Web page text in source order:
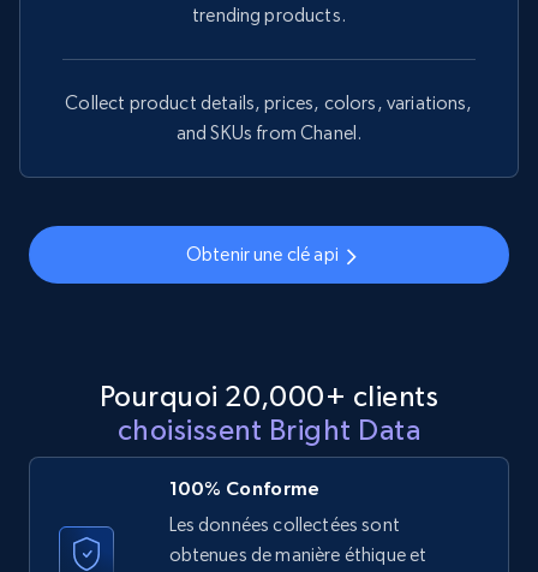
trending products.
Collect product details, prices, colors, variations,
and SKUs from Chanel.
Obtenir une clé api
Pourquoi 20,000+ clients
choisissent Bright Data
100% Conforme
Les données collectées sont
obtenues de manière éthique et